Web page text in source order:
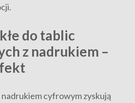
do tablic
z nadrukiem –
cyfrowym zyskują